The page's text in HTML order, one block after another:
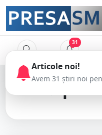
31
Articole noi!
Avem 31 știri noi